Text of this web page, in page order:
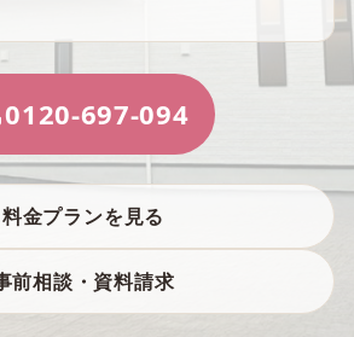
0120-697-094
料金プランを見る
前相談・資料請求